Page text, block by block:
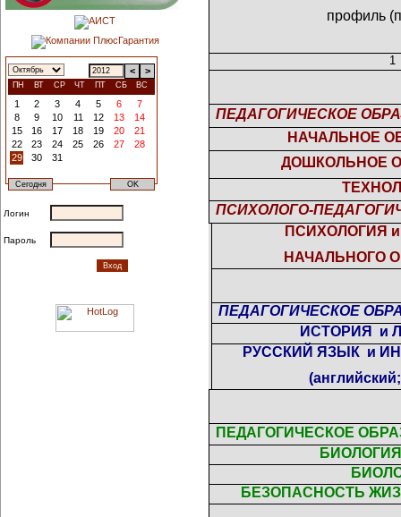
< >
ПН ВТ СР ЧТ ПТ СБ ВС
1 2 3 4 5 6
7
8
9 10 11 12 13
14
15
16 17 18 19 20
21
22
23 24 25 26 27
28
29
30 31
Логин
Пароль
профиль
1
ПЕДАГОГИЧЕСКОЕ
НАЧАЛЬНОЕ
ДОШКОЛЬНОЕ
ПСИХОЛОГО-
ПСИХОЛОГИЯ
НАЧАЛЬНОГО
ПЕДАГОГИЧЕСКОЕ
ИСТОРИЯ
и
РУССКИЙ ЯЗЫК и
ПЕДАГОГИЧЕСКОЕ
БЕЗОПАСНОСТЬ